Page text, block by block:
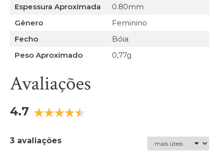
Espessura Aproximada
0.80mm
Gênero
Feminino
Fecho
Bóia
Peso Aproximado
0,77g
Avaliações
4.7
3 avaliações